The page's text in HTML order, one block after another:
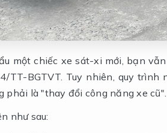
một chiếc xe sát-xi mới, bạn
TT-BGTVT. Tuy nhiên, quy trình
phải là "thay đổi công năng xe cũ".
như sau: